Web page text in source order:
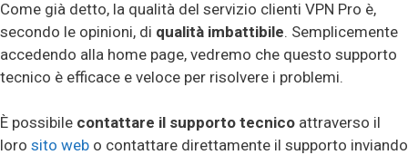
Come già detto, la qualità del servizio clienti VPN Pro è,
secondo le opinioni, di qualità imbattibile. Semplicemente
accedendo alla home page, vedremo che questo supporto
tecnico è efficace e veloce per risolvere i problemi.
È possibile contattare il supporto tecnico attraverso il
loro sito web o contattare direttamente il supporto inviando